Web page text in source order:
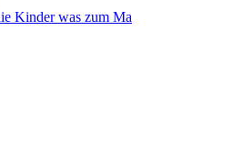
Kinder was zum Ma